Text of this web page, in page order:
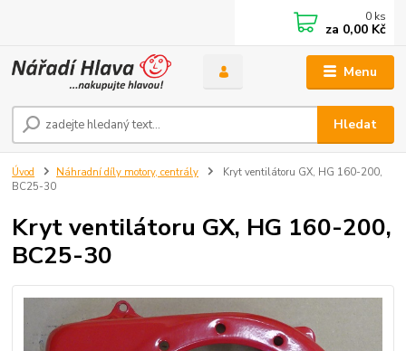
Menu
Hledat
0 ks
za 0,00 Kč
Úvod Náhradní díly motory, centrály
Kryt ventilátoru GX, HG 160-200,
BC25-30
Kryt ventilátoru GX, HG 160-200,
BC25-30